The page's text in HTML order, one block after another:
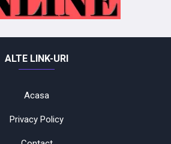
ALTE LINK-URI
Acasa
Privacy Policy